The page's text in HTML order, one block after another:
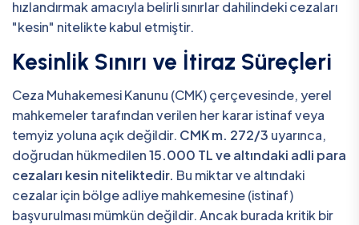
hızlandırmak amacıyla belirli sınırlar dahilindeki cezaları
"kesin" nitelikte kabul etmiştir.
Kesinlik Sınırı ve İtiraz Süreçleri
Ceza Muhakemesi Kanunu (CMK) çerçevesinde, yerel
mahkemeler tarafından verilen her karar istinaf veya
temyiz yoluna açık değildir. CMK m. 272/3 uyarınca,
doğrudan hükmedilen15.000 TL ve altındaki adli para
cezaları kesin niteliktedir. Bu miktar ve altındaki
cezalar için bölge adliye mahkemesine (istinaf)
başvurulması mümkün değildir. Ancak burada kritik bir